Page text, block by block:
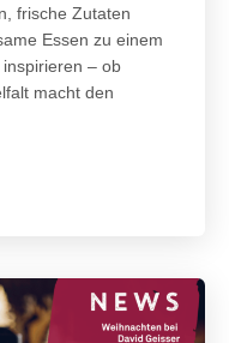
frische Zutaten
Essen zu einem
– ob
macht den